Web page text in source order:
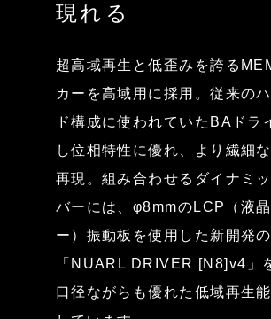
現れる
超高域再生と低歪みを誇る
カーを高域用に採用。従来の
ド構成に使われていたBAドラ
し位相特性に優れ、より繊細
再現。組み合わせるダイナミ
バーには、φ8mmのLCP（液
ー）振動板を使用した新開発の
「NUARL DRIVER [N8]v4」
口径ながらも優れた低域再生